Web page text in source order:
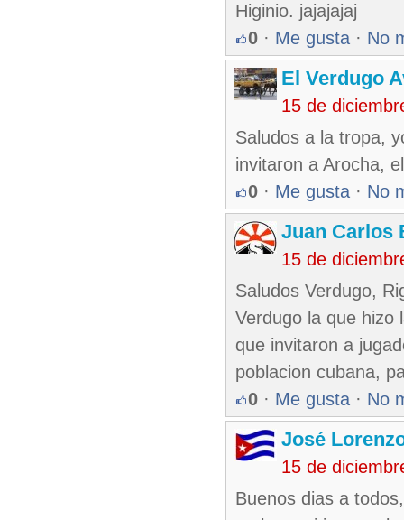
Higinio. jajajajaj
0 · Me gusta · No
El Verdugo
15 de
Saludos a la tropa,
invitaron a Arocha,
0 · Me gusta · No
Juan Carlos
15 de
Saludos Verdugo,
Verdugo la que hizo
que invitaron a
poblacion cubana,
0 · Me gusta · No
José
15 de
Buenos dias a